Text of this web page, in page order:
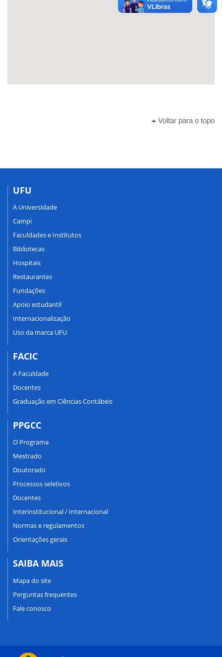
Voltar para o topo
UFU
A Universidade
Campi
Faculdades e Institutos
Bibliotecas
Hospitais
Restaurantes
Fundações
Apoio estudantil
Internacionalização
Uso da marca UFU
FACIC
A Faculdade
Docentes
Graduação em Ciências Contábeis
PPGCC
O Programa
Mestrado
Doutorado
Processos seletivos
Docentes
Interinstitucional / Internacional
Normas e regulamentos
Orientações gerais
SAIBA MAIS
Mapa do site
Perguntas frequentes
Fale conosco